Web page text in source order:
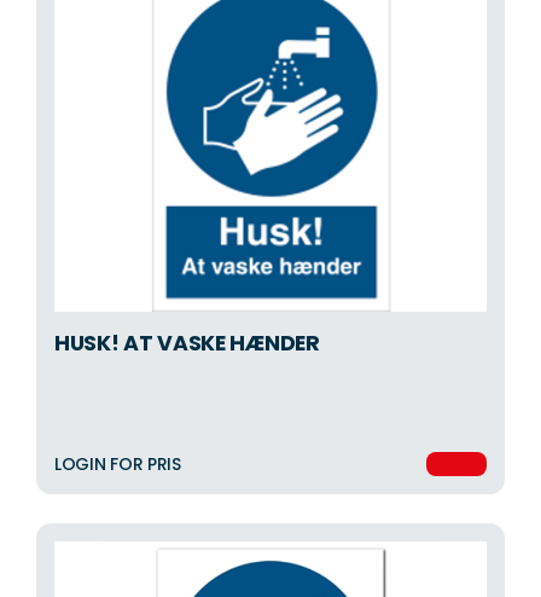
HUSK! AT VASKE HÆNDER
LOGIN FOR PRIS